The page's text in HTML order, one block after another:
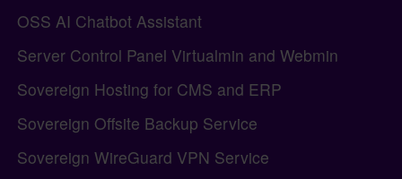
OSS AI Chatbot Assistant
Server Control Panel Virtualmin and Webmin
Sovereign Hosting for CMS and ERP
Sovereign Offsite Backup Service
Sovereign WireGuard VPN Service